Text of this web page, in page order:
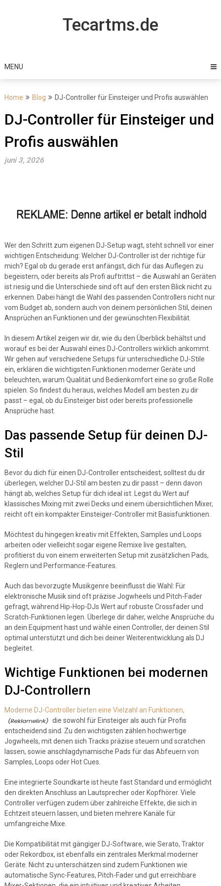
Tecartms.de
MENU
Home Blog DJ-Controller für Einsteiger und Profis auswählen
DJ-Controller für Einsteiger und
Profis auswählen
juni 3, 2026
Wer den Schritt zum eigenen DJ-Setup wagt, steht schnell vor einer
wichtigen Entscheidung: Welcher DJ-Controller ist der richtige für
mich? Egal ob du gerade erst anfängst, dich für das Auflegen zu
begeistern, oder bereits als Profi auftrittst – die Auswahl an Geräten
ist riesig und die Unterschiede sind oft auf den ersten Blick nicht zu
erkennen. Dabei hängt die Wahl des passenden Controllers nicht nur
vom Budget ab, sondern auch von deinem persönlichen Stil, deinen
Ansprüchen an Funktionen und der gewünschten Flexibilität.
In diesem Artikel zeigen wir dir, wie du den Überblick behältst und
worauf es bei der Auswahl eines DJ-Controllers wirklich ankommt.
Wir gehen auf verschiedene Setups für unterschiedliche DJ-Stile
ein, erklären die wichtigsten Funktionen moderner Geräte und
beleuchten, warum Qualität und Bedienkomfort eine so große Rolle
spielen. So findest du heraus, welches Modell am besten zu dir
passt – egal, ob du Einsteiger bist oder bereits professionelle
Ansprüche hast.
Das passende Setup für deinen DJ-
Stil
Bevor du dich für einen DJ-Controller entscheidest, solltest du dir
überlegen, welcher DJ-Stil am besten zu dir passt – denn davon
hängt ab, welches Setup für dich ideal ist. Legst du Wert auf
klassisches Mixing mit zwei Decks und einem übersichtlichen Mixer,
reicht oft ein kompakter Einsteiger-Controller mit Basisfunktionen.
Möchtest du hingegen kreativ mit Effekten, Samples und Loops
arbeiten oder vielleicht sogar eigene Remixe live gestalten,
profitierst du von einem erweiterten Setup mit zusätzlichen Pads,
Reglern und Performance-Features.
Auch das bevorzugte Musikgenre beeinflusst die Wahl: Für
elektronische Musik sind oft präzise Jogwheels und Pitch-Fader
gefragt, während Hip-Hop-DJs Wert auf robuste Crossfader und
Scratch-Funktionen legen. Überlege dir daher, welche Ansprüche du
an dein Equipment hast und wähle einen Controller, der deinen Stil
optimal unterstützt und dich bei deiner Weiterentwicklung als DJ
begleitet.
Wichtige Funktionen bei modernen
DJ-Controllern
Moderne DJ-Controller bieten eine Vielzahl an Funktionen,
die sowohl für Einsteiger als auch für Profis
entscheidend sind. Zu den wichtigsten zählen hochwertige
Jogwheels, mit denen sich Tracks präzise steuern und scratchen
lassen, sowie anschlagdynamische Pads für das Abfeuern von
Samples, Loops oder Hot Cues.
Eine integrierte Soundkarte ist heute fast Standard und ermöglicht
den direkten Anschluss an Lautsprecher oder Kopfhörer. Viele
Controller verfügen zudem über zahlreiche Effekte, die sich in
Echtzeit steuern lassen, und bieten mehrere Kanäle für
umfangreiche Mixe.
Die Kompatibilität mit gängiger DJ-Software, wie Serato, Traktor
oder Rekordbox, ist ebenfalls ein zentrales Merkmal moderner
Geräte. Nicht zu unterschätzen sind zudem Funktionen wie
automatische Sync-Features, Pitch-Fader und gut erreichbare